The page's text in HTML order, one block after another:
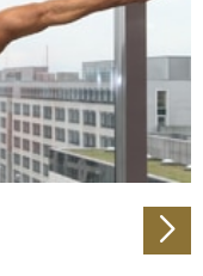
Website zu
zu Ihrer
Partner für
weiter. Unsere
mit
bereitgestellt